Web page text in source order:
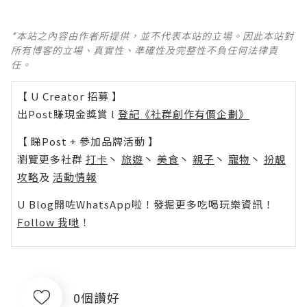
*本站之內容由作者所提供，並不代表本站的立場。因此本站對
所有博客的立場、真實性、準確性及完整性不負任何法律責
任。
【 U Creator 招募 】
出Post賺現金獎賞 l 登記《社群創作有價企劃》
【 睇Post + 參加品牌活動 】
瀏覽更多社群 打卡 丶 旅遊 丶 美食 丶 親子 丶 寵物 丶 扮靚
攻略及 活動情報
U Blog開咗WhatsApp啦！發掘更多吃喝玩樂資訊！
Follow 我哋 ！
0個讚好